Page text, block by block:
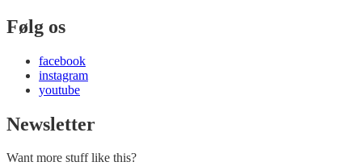
Følg os
facebook
instagram
youtube
Newsletter
Want more stuff like this?